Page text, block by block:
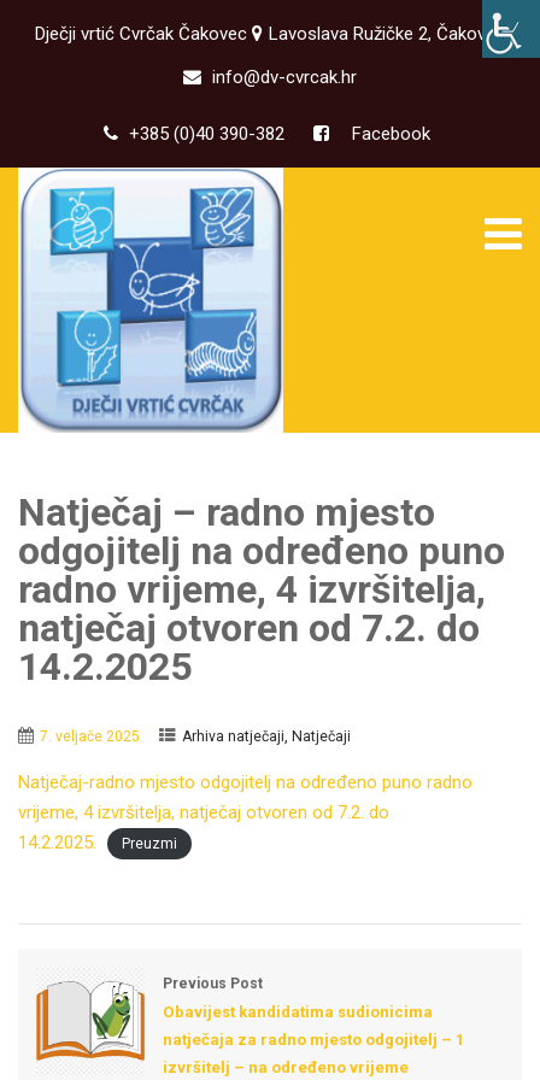
Dječji vrtić Cvrčak Čakovec
Lavoslava Ružičke 2, Čakovec
info@dv-cvrcak.hr
+385 (0)40 390-382 Facebook
Natječaj – radno mjesto
odgojitelj na određeno puno
radno vrijeme, 4 izvršitelja,
natječaj otvoren od 7.2. do
14.2.2025
7. veljače 2025. Arhiva natječaji Natječaji
Natječaj-radno mjesto odgojitelj na određeno puno radno
vrijeme, 4 izvršitelja, natječaj otvoren od 7.2. do
14.2.2025.
Preuzmi
Previous Post
Obavijest kandidatima sudionicima
natječaja za radno mjesto odgojitelj – 1
izvršitelj – na određeno vrijeme